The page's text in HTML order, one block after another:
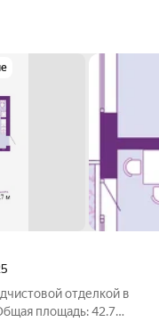
отделкой в
площадь: 42.7